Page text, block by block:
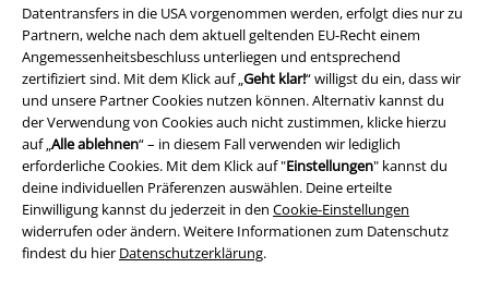
Datentransfers in die USA vorgenommen werden, erfolgt dies nur zu
Partnern, welche nach dem aktuell geltenden EU-Recht einem
Angemessenheitsbeschluss unterliegen und entsprechend
zertifiziert sind. Mit dem Klick auf „Geht klar!“ willigst du ein, dass wir
und unsere Partner Cookies nutzen können. Alternativ kannst du
der Verwendung von Cookies auch nicht zustimmen, klicke hierzu
auf „Alle ablehnen“ – in diesem Fall verwenden wir lediglich
erforderliche Cookies. Mit dem Klick auf "Einstellungen" kannst du
deine individuellen Präferenzen auswählen. Deine erteilte
Einwilligung kannst du jederzeit in den Cookie-Einstellungen
widerrufen oder ändern. Weitere Informationen zum Datenschutz
findest du hier Datenschutzerklärung.
Rechtliches
AGB
Impressum
Datenschutz
Entsorgung und Umweltschutz
Konformitätserklärung